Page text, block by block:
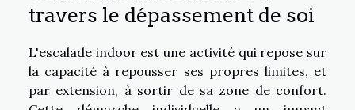
travers le dépassement de soi
L'escalade indoor est une activité qui repose sur
la capacité à repousser ses propres limites, et
par extension, à sortir de sa zone de confort.